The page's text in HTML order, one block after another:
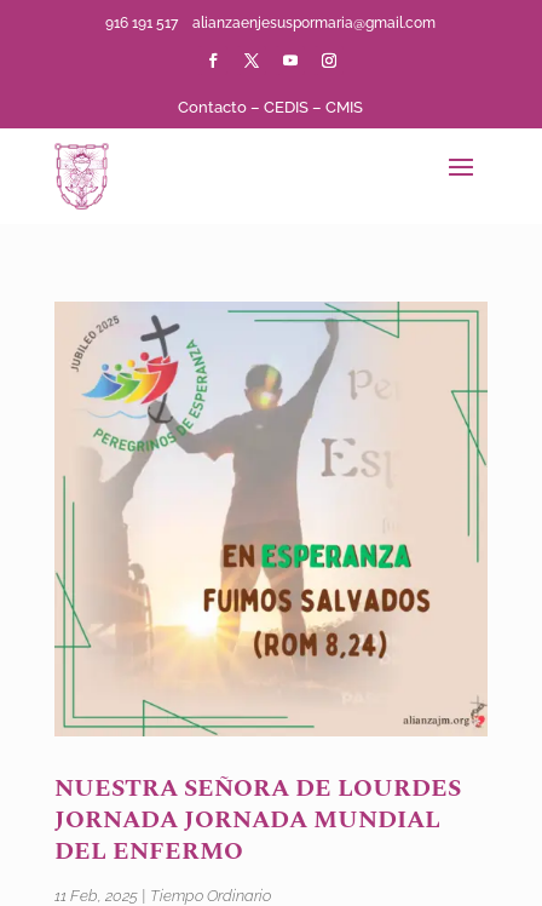
916 191 517alianzaenjesuspormaria@gmail.com
Contacto –CEDIS –CMIS
NUESTRA SEÑORA DE LOURDES
JORNADA JORNADA MUNDIAL
DEL ENFERMO
11 Feb, 2025| Tiempo Ordinario